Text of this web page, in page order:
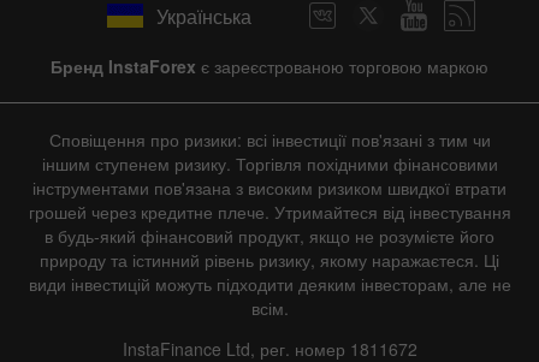
Українська
Бренд InstaForex є зареєстрованою торговою маркою
Сповіщення про ризики: всі інвестиції пов'язані з тим чи
іншим ступенем ризику. Торгівля похідними фінансовими
інструментами пов'язана з високим ризиком швидкої втрати
грошей через кредитне плече. Утримайтеся від інвестування
в будь-який фінансовий продукт, якщо не розумієте його
природу та істинний рівень ризику, якому наражаєтеся. Ці
види інвестицій можуть підходити деяким інвесторам, але не
всім.
InstaFinance Ltd, рег. номер 1811672